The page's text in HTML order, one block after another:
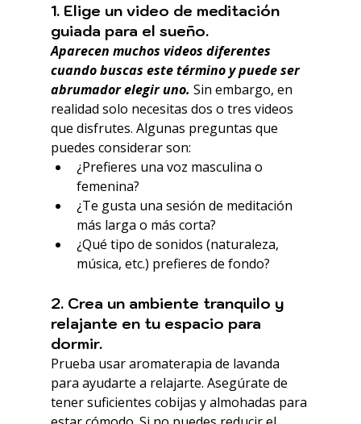
1. Elige un video de meditación
guiada para el sueño.
Aparecen muchos videos diferentes
cuando buscas este término y puede ser
abrumador elegir uno. Sin embargo, en
realidad solo necesitas dos o tres videos
que disfrutes. Algunas preguntas que
puedes considerar son:
¿Prefieres una voz masculina o
femenina?
¿Te gusta una sesión de meditación
más larga o más corta?
¿Qué tipo de sonidos (naturaleza,
música, etc.) prefieres de fondo?
2. Crea un ambiente tranquilo y
relajante en tu espacio para
dormir.
Prueba usar aromaterapia de lavanda
para ayudarte a relajarte. Asegúrate de
tener suficientes cobijas y almohadas para